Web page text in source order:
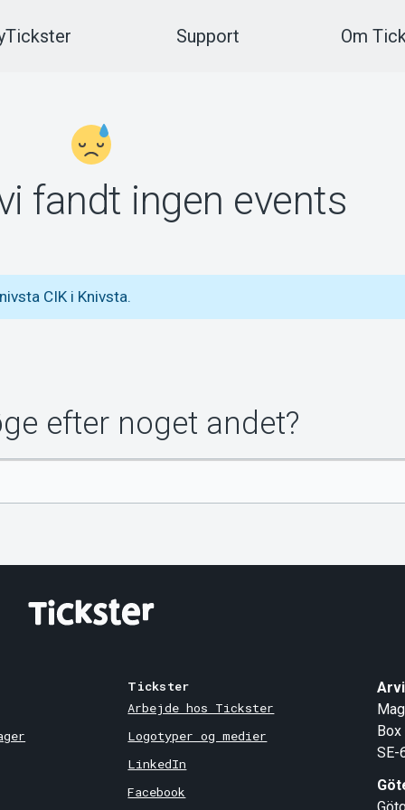
Support Om
fandt ingen events
CIK i Knivsta.
efter noget andet?
Tickster
Arbejde hos Tickster
Logotyper og medier
LinkedIn
Facebook
SE-